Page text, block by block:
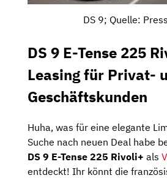
DS 9; Quelle:
DS 9 E-Tense 225
Leasing für Privat-
Geschäftskunden
Huha, was für eine elegante
Suche nach neuen Deal habe
DS 9 E-Tense 225 Rivoli+ als
entdeckt! Ihr könnt die